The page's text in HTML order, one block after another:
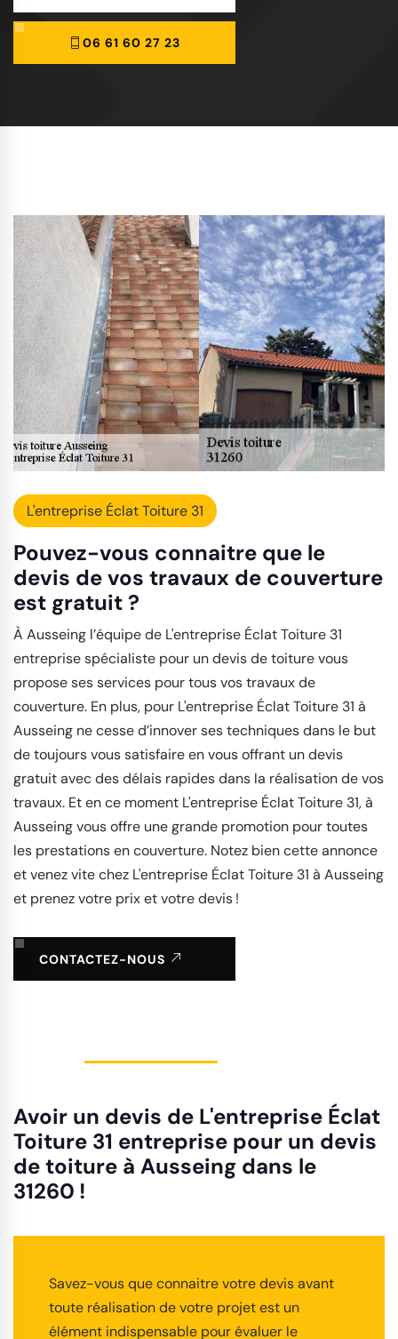
06 61 60 27 23
L'entreprise Éclat Toiture 31
Pouvez-vous connaitre que le
devis de vos travaux de couverture
est gratuit ?
À Ausseing l’équipe de L'entreprise Éclat Toiture 31
entreprise spécialiste pour un devis de toiture vous
propose ses services pour tous vos travaux de
couverture. En plus, pour L'entreprise Éclat Toiture 31 à
Ausseing ne cesse d’innover ses techniques dans le but
de toujours vous satisfaire en vous offrant un devis
gratuit avec des délais rapides dans la réalisation de vos
travaux. Et en ce moment L'entreprise Éclat Toiture 31, à
Ausseing vous offre une grande promotion pour toutes
les prestations en couverture. Notez bien cette annonce
et venez vite chez L'entreprise Éclat Toiture 31 à Ausseing
et prenez votre prix et votre devis !
CONTACTEZ-NOUS
Avoir un devis de L'entreprise Éclat
Toiture 31 entreprise pour un devis
de toiture à Ausseing dans le
31260 !
Savez-vous que connaitre votre devis avant
toute réalisation de votre projet est un
élément indispensable pour évaluer le